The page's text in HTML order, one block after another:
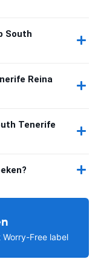
South
Reina
Tenerife
Free label